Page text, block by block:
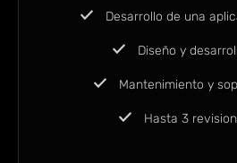
Desarrollo de una
Diseño y
Mantenimiento y
Hasta 3